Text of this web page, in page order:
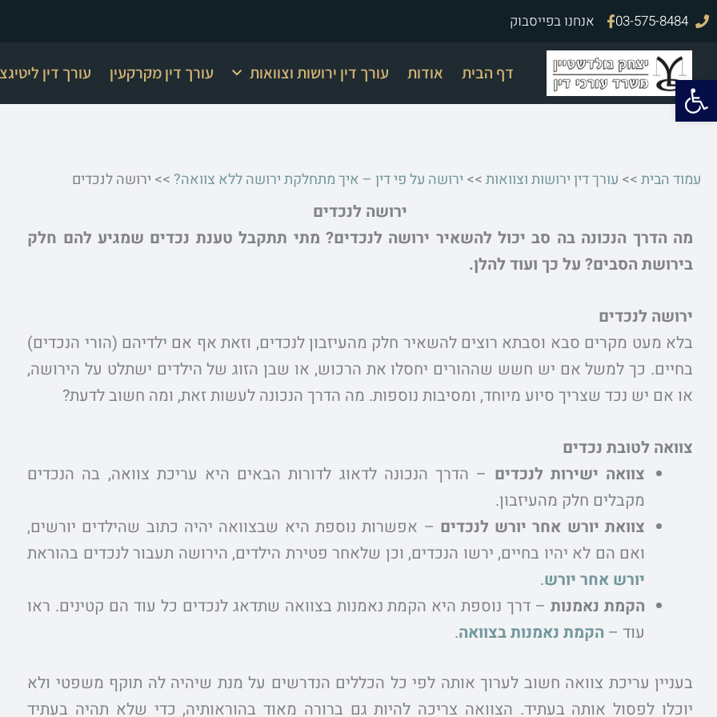
פתח סרגל נגישות
דילוג03-575-8484 אנחנו בפייסבוק
דף הבית אודות עורך דין ירושות וצוואות עורך דין מקרקעין עורך דין
עמוד הבית>> עורך דין ירושות וצוואות>> ירושה על פי דין – איך מתחלקת ירושה ללא צוואה?>> ירושה לנכדים
ירושה לנכדים
מה הדרך הנכונה בה סב יכול להשאיר ירושה לנכדים? מתי תתקבל טענת נכדים שמגיע להם חלק
בירושת הסבים? על כך ועוד להלן.
ירושה לנכדים
בלא מעט מקרים סבא וסבתא רוצים להשאיר חלק מהעיזבון לנכדים, וזאת אף אם ילדיהם (הורי הנכדים)
בחיים. כך למשל אם יש חשש שההורים יחסלו את הרכוש, או שבן הזוג של הילדים ישתלט על הירושה,
או אם יש נכד שצריך סיוע מיוחד, ומסיבות נוספות. מה הדרך הנכונה לעשות זאת, ומה חשוב לדעת?
צוואה לטובת נכדים
צוואה ישירות לנכדים – הדרך הנכונה לדאוג לדורות הבאים היא עריכת צוואה, בה הנכדים
מקבלים חלק מהעיזבון.
צוואת יורש אחר יורש לנכדים – אפשרות נוספת היא שבצוואה יהיה כתוב שהילדים יורשים,
ואם הם לא יהיו בחיים, ירשו הנכדים, וכן שלאחר פטירת הילדים, הירושה תעבור לנכדים בהוראת
יורש אחר יורש.
הקמת נאמנות– דרך נוספת היא הקמת נאמנות בצוואה שתדאג לנכדים כל עוד הם קטינים. ראו
עוד – הקמת נאמנות בצוואה.
בעניין עריכת צוואה חשוב לערוך אותה לפי כל הכללים הנדרשים על מנת שיהיה לה תוקף משפטי ולא
יוכלו לפסול אותה בעתיד. הצוואה צריכה להיות גם ברורה מאוד בהוראותיה, כדי שלא תהיה בעתיד